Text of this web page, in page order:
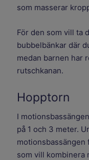
som masserar
För den som vill ta
bubbelbänkar där
medan barnen har
rutschkanan.
Hopptorn
I
på 1 och 3 meter.
som vill kombinera